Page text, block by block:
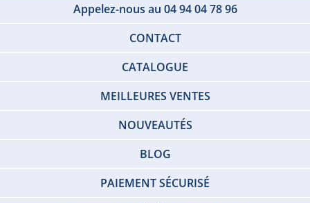
Appelez-nous au 04 94 04 78 96
CONTACT
CATALOGUE
MEILLEURES VENTES
NOUVEAUTÉS
BLOG
PAIEMENT SÉCURISÉ